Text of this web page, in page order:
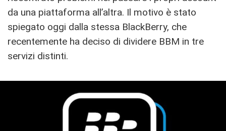
da una piattaforma all’altra. Il motivo è stato
spiegato oggi dalla stessa BlackBerry, che
recentemente ha deciso di dividere BBM in tre
servizi distinti.